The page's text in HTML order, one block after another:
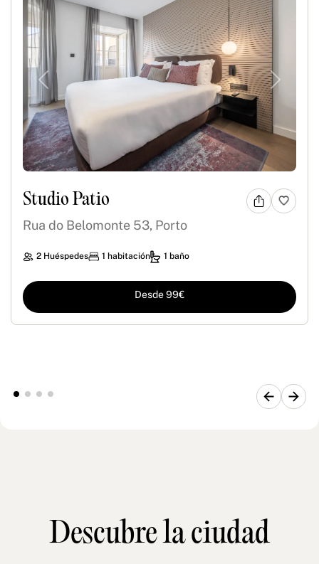
Previous Next
Studio Patio
Rua do Belomonte 53, Porto
2 Huéspedes 1 habitación 1 baño
Desde 99€
Descubre la ciudad